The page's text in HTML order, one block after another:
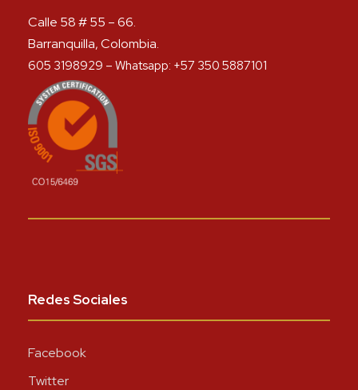
Calle 58 # 55 – 66.
Barranquilla, Colombia.
605 3198929 – Whatsapp: +57 350 5887101
Redes Sociales
Facebook
Twitter